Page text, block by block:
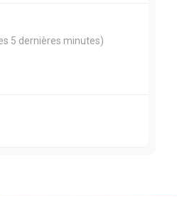
5 dernières minutes)